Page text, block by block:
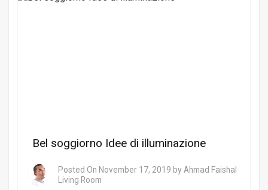
Bel soggiorno Idee di illuminazione
Posted On November 17, 2019 by Ahmad Faishal
Living Room